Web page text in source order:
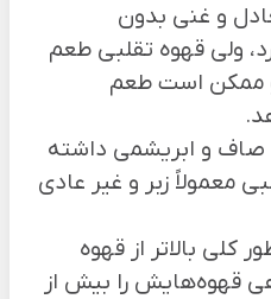
و غنی بدون
ولی قهوه تقلبی طعم
و ممکن است طعم
صاف و ابریشمی داشته
معمولاً زبر و غیر عادی
کلی بالاتر از قهوه
قهوه‌هایش را بیش از